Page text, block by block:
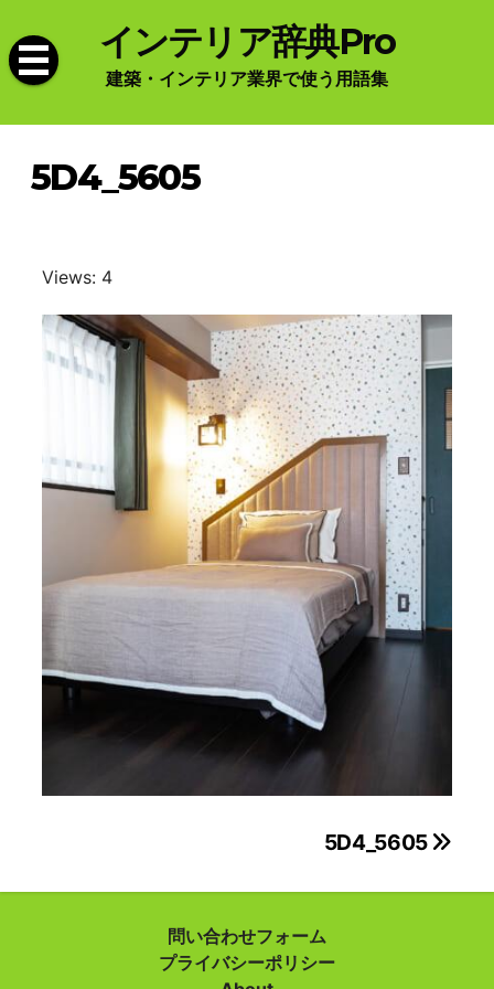
to
content
インテリア辞典Pro
建築・インテリア業界で使う用語集
5D4_5605
Views: 4
稿
5D4_5605
問い合わせフォーム
プライバシーポリシー